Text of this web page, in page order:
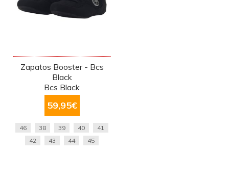
Zapatos Booster - Bcs
Black
Bcs Black
59,95€
46 38 39 40
41
42
43 44 45